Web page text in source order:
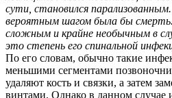
сути, становился
вероятным шагом была бы
сложным и крайне необычным в
это степень его спинальной
По его словам, обычно такие
меньшими сегментами
удаляют кость и связки, а затем
винтами. Однако в данном случае